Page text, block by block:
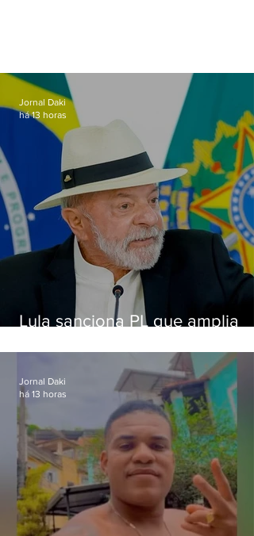
Lula sanciona PL que amplia
crianças
Jornal Daki
há 13 horas
Jornal Daki
há 13 horas